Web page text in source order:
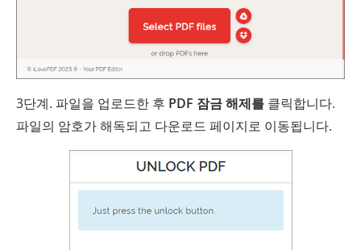
3단계. 파일을 업로드한 후 PDF 잠금 해제를 클릭합니다.
파일의 암호가 해독되고 다운로드 페이지로 이동됩니다.